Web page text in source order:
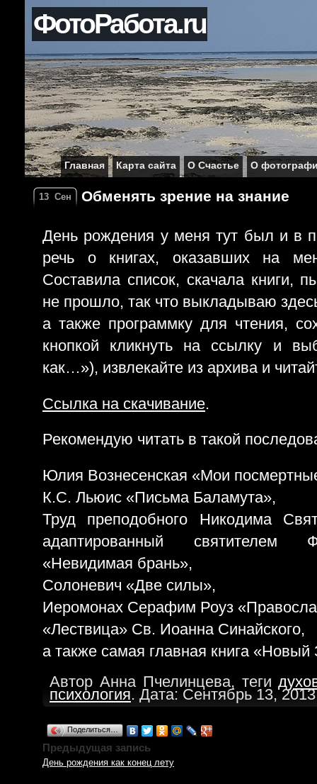
ФотоРабота.ru
Главная Карта сайта О Счастье О
13 Сен Обменять зрение на знание
День рождения у меня тут был и в
речь о книгах, оказавших на
Составила список, скачала книги,
не прошло, так что выкладываю
а также программку для чтения,
кнопкой кликнуть на ссылку и
как…»), извлекайте из архива и
Ссылка на скачивание.
Рекомендую читать в такой
Юлия Вознесенская «Мои
К.С. Льюис «Письма Баламута»,
Труд преподобного Никодима
адаптированный святителем
«Невидимая брань»,
Солоневич «Две силы»,
Иеромонах Серафим Роуз
«Лествица» Св. Иоанна Синайского,
а также самая главная книга «Новый
Автор Анна Пчелинцева, теги
психология. Дата: Сентябрь 13,
Поделиться…
Предыдущая запись
День рождения как конец лету